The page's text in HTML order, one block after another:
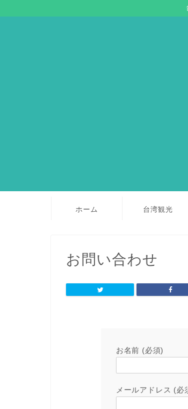
ホーム 台湾観光
お問い合わせ
お名前 (必須)
メールアドレス (必